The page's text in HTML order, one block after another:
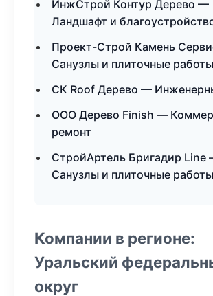
ИнжСтрой Контур Дерево —
Ландшафт и
Проект-Строй Камень
Санузлы и плиточные работы
СК Roof Дерево —
ООО Дерево Finish —
ремонт
СтройАртель Бригадир Line
Санузлы и плиточные работы
Компании в регионе:
Уральский
округ